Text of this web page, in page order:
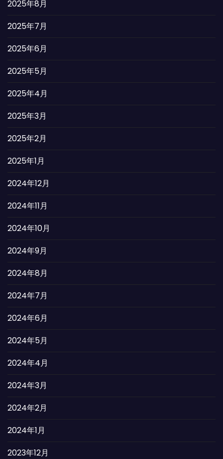
2025年8月
2025年7月
2025年6月
2025年5月
2025年4月
2025年3月
2025年2月
2025年1月
2024年12月
2024年11月
2024年10月
2024年9月
2024年8月
2024年7月
2024年6月
2024年5月
2024年4月
2024年3月
2024年2月
2024年1月
2023年12月